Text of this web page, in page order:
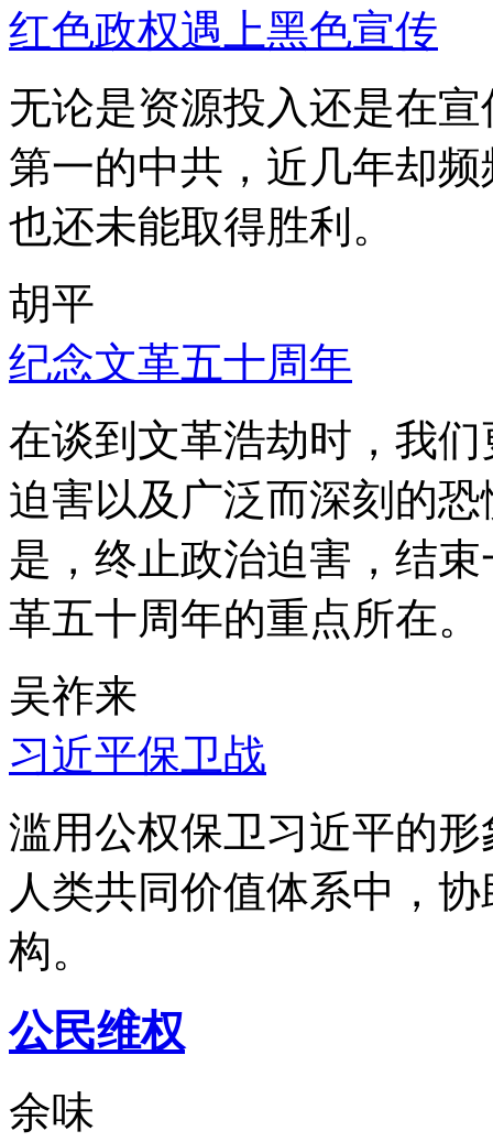
红色政权遇上黑色宣传
无论是资源投入还是在
第一的中共，近几年却
也还未能取得胜利。
胡平
纪念文革五十周年
在谈到文革浩劫时，我
迫害以及广泛而深刻的
是，终止政治迫害，结
革五十周年的重点所在。
吴祚来
习近平保卫战
滥用公权保卫习近平的
人类共同价值体系中，
构。
公民维权
余味